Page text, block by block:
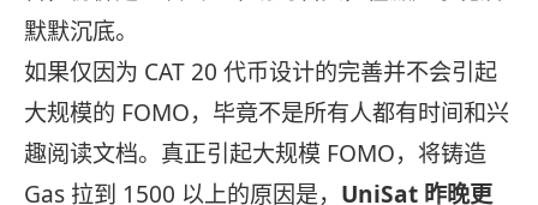
默默沉底。
如果仅因为 CAT 20 代币设计的完善并不会引起
大规模的 FOMO，毕竟不是所有人都有时间和兴
趣阅读文档。真正引起大规模 FOMO，将铸造
Gas 拉到 1500 以上的原因是， UniSat 昨晚更